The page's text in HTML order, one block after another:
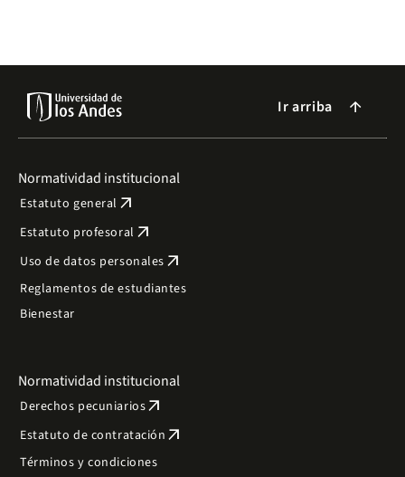
Ir arriba arrow_forward
Normatividad institucional
Estatuto general arrow_outward
Estatuto profesoral arrow_outward
Uso de datos personales arrow_outward
Reglamentos de estudiantes
Bienestar
Normatividad institucional
Derechos pecuniariosarrow_outward
Estatuto de contratación arrow_outward
Términos y condiciones